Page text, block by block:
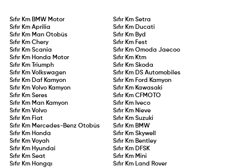
Sıfır Km BMW Motor Sıfır Km Setra
Sıfır KmAprilia Sıfır Km Ducati
Sıfır Km Man Otobüs Sıfır Km Byd
Sıfır KmChery Sıfır Km Fest
Sıfır KmScania Sıfır Km Omoda Jaecoo
Sıfır Km Honda Motor Sıfır Km Ktm
Sıfır Km
Triumph Sıfır Km Skoda
Sıfır KmVolkswagen Sıfır Km DS Automobiles
Sıfır Km Daf Kamyon Sıfır Km Ford Kamyon
Sıfır KmVolvo Kamyon Sıfır Km Kawasaki
Sıfır KmSeres Sıfır Km CFMOTO
Sıfır Km Man Kamyon Sıfır Km Iveco
Sıfır KmVolvo Sıfır Km Nieve
Sıfır Km Fiat Sıfır Km Suzuki
Sıfır Km Mercedes-Benz Otobüs Sıfır Km BMW
Sıfır Km Honda Sıfır Km Skywell
Sıfır KmVoyah Sıfır Km Bentley
Sıfır Km Hyundai Sıfır Km DFSK
Sıfır KmSeat Sıfır Km Mini
Sıfır Km Hongqı Sıfır Km Land Rover